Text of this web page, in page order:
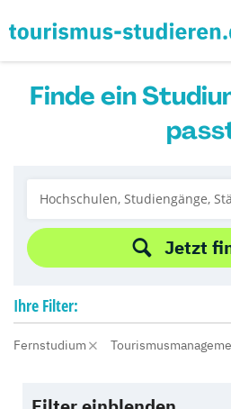
Finde ein
Jetzt
Ihre Filter:
Fernstudium